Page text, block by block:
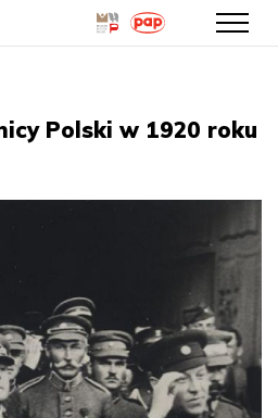
treści
Polski w 1920 roku